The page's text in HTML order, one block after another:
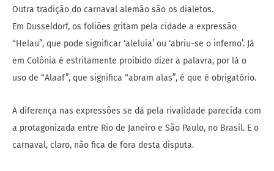
Outra tradição do carnaval alemão são os dialetos.
Em Dusseldorf, os foliões gritam pela cidade a expressão
“Helau”, que pode significar ‘aleluia’ ou ‘abriu-se o inferno’. Já
em Colônia é estritamente proibido dizer a palavra, por lá o
uso de “Alaaf”, que significa “abram alas”, é que é obrigatório.
A diferença nas expressões se dá pela rivalidade parecida com
a protagonizada entre Rio de Janeiro e São Paulo, no Brasil. E o
carnaval, claro, não fica de fora desta disputa.